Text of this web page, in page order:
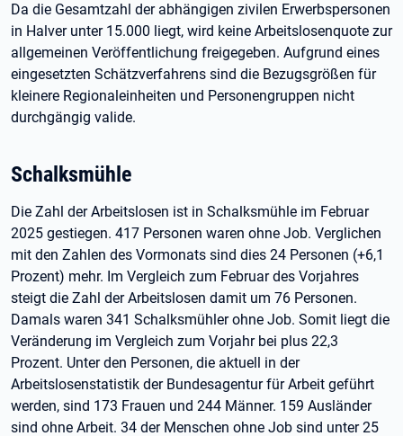
Da die Gesamtzahl der abhängigen zivilen Erwerbspersonen
in Halver unter 15.000 liegt, wird keine Arbeitslosenquote zur
allgemeinen Veröffentlichung freigegeben. Aufgrund eines
eingesetzten Schätzverfahrens sind die Bezugsgrößen für
kleinere Regionaleinheiten und Personengruppen nicht
durchgängig valide.
Schalksmühle
Die Zahl der Arbeitslosen ist in Schalksmühle im Februar
2025 gestiegen. 417 Personen waren ohne Job. Verglichen
mit den Zahlen des Vormonats sind dies 24 Personen (+6,1
Prozent) mehr. Im Vergleich zum Februar des Vorjahres
steigt die Zahl der Arbeitslosen damit um 76 Personen.
Damals waren 341 Schalksmühler ohne Job. Somit liegt die
Veränderung im Vergleich zum Vorjahr bei plus 22,3
Prozent. Unter den Personen, die aktuell in der
Arbeitslosenstatistik der Bundesagentur für Arbeit geführt
werden, sind 173 Frauen und 244 Männer. 159 Ausländer
sind ohne Arbeit. 34 der Menschen ohne Job sind unter 25